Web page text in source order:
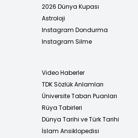
2026 Dünya Kupası
Astroloji
Instagram Dondurma
Instagram Silme
Video Haberler
TDK Sözlük Anlamları
Üniversite Taban Puanları
Rüya Tabirleri
Dünya Tarihi ve Türk Tarihi
İslam Ansiklopedisi